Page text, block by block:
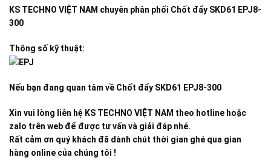
KS TECHNO VIỆT NAM chuyên phân phối Chốt đẩy SKD61 EPJ8-
300
Thông số kỹ thuật:
Nếu bạn đang quan tâm về Chốt đẩy SKD61 EPJ8-300
Xin vui lòng liên hệ KS TECHNO VIỆT NAM theo hotline hoặc
zalo trên web để được tư vấn và giải đáp nhé.
Rất cảm ơn quý khách đã dành chút thời gian ghé qua gian
hàng online của chúng tôi !